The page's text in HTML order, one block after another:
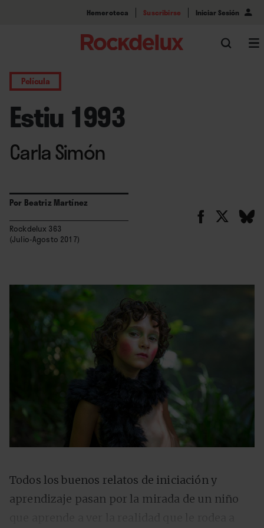
Hemeroteca Suscribirse Iniciar Sesión
Película
Estiu 1993
Carla Simón
Por Beatriz Martínez
Rockdelux 363
(Julio-Agosto 2017)
Todos los buenos relatos de iniciación y
aprendizaje pasan por la mirada de un niño